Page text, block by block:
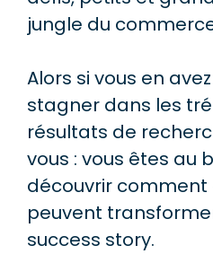
jungle du
Alors si vous en
stagner dans les
résultats de
vous : vous êtes au
découvrir comment
peuvent
success story.